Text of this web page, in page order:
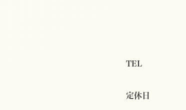
TEL
定休日